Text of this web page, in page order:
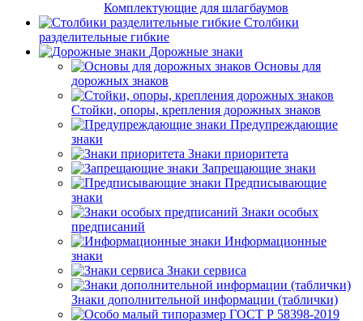
Комплектующие для шлагбаумов
Столбики
разделительные гибкие
Дорожные знаки
Основы для
дорожных знаков
Стойки, опоры, крепления дорожных знаков
Предупреждающие
знаки
Знаки приоритета
Запрещающие знаки
Предписывающие
знаки
Знаки особых
предписаний
Информационные
знаки
Знаки сервиса
Знаки дополнительной информации (таблички)